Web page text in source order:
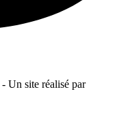
- Un site réalisé par